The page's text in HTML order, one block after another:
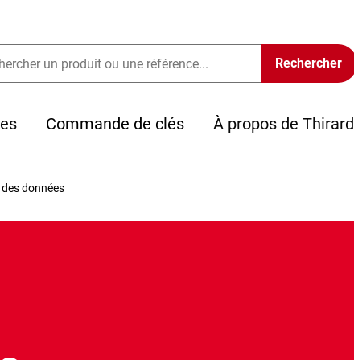
Commande de clés À propos de Thirard
données